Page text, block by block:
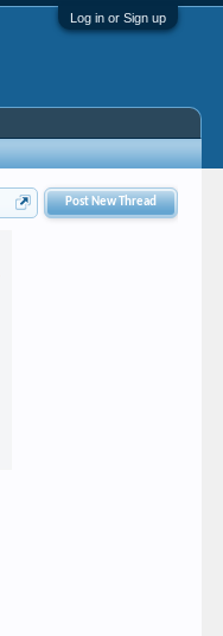
Log in or Sign up
Post New Thread